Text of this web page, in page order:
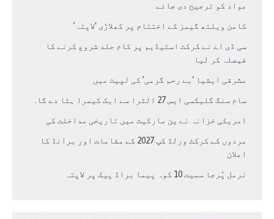
مواد کو ترجیح دی جائے
کامن ویلتھ گیمز کے اختتام پر کھلاڑی ‘لاپتہ’
سی ڈی اے نے کرکٹ اسٹیڈیم پر کام جلد شروع کرنے کا
فیصلہ کر لیا
مشرقی ایشیا ‘بے رحم گرمی’ کی لپیٹ میں
سام سنگ گلیکسی ایس 27 الٹرا سے ایک کیمرا ہٹا دے گا.
امریکی خزانہ نے ین مارکیٹ میں تاریخی مداخلت کی
مردوں کے کرکٹ ورلڈ کپ 2027 کے مقامات اور برانڈ کا
اعلان
نرمل پُرجا سمیت 10 کوہ پیما براڈ پیک پر لاپتہ